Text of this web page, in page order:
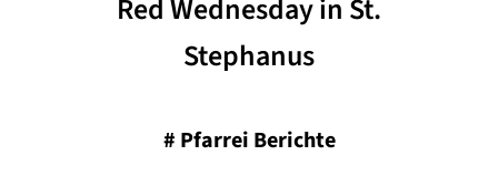
Red Wednesday in St.
Stephanus
# Pfarrei Berichte